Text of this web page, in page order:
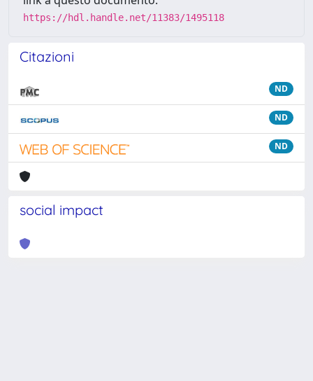
https://hdl.handle.net/11383/1495118
Citazioni
ND
ND
ND
social impact